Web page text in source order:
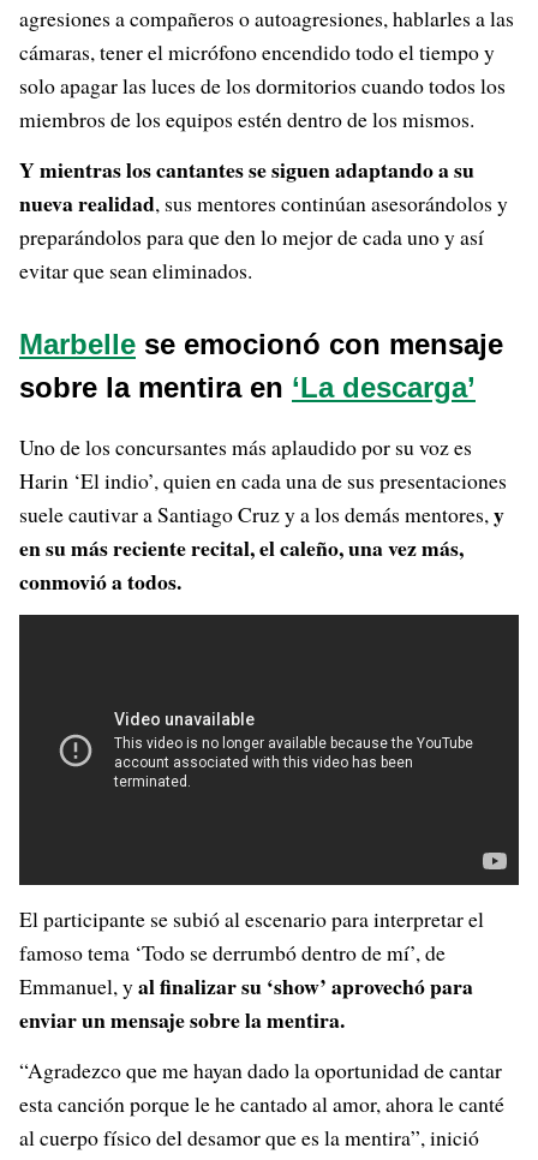
agresiones a compañeros o autoagresiones, hablarles a las
cámaras, tener el micrófono encendido todo el tiempo y
solo apagar las luces de los dormitorios cuando todos los
miembros de los equipos estén dentro de los mismos.
Y mientras los cantantes se siguen adaptando a su
nueva realidad, sus mentores continúan asesorándolos y
preparándolos para que den lo mejor de cada uno y así
evitar que sean eliminados.
Marbelle se emocionó con mensaje
sobre la mentira en ‘La descarga’
Uno de los concursantes más aplaudido por su voz es
Harin ‘El indio’, quien en cada una de sus presentaciones
suele cautivar a Santiago Cruz y a los demás mentores,y
en su más reciente recital, el caleño, una vez más,
conmovió a todos.
El participante se subió al escenario para interpretar el
famoso tema ‘Todo se derrumbó dentro de mí’, de
Emmanuel, yal finalizar su ‘show’ aprovechó para
enviar un mensaje sobre la mentira.
“Agradezco que me hayan dado la oportunidad de cantar
esta canción porque le he cantado al amor, ahora le canté
al cuerpo físico del desamor que es la mentira”, inició